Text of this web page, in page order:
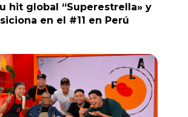
hit global “Superestrella» y
en el #11 en Perú